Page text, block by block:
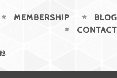
MEMBERSHIP
BLOG
CONTACT